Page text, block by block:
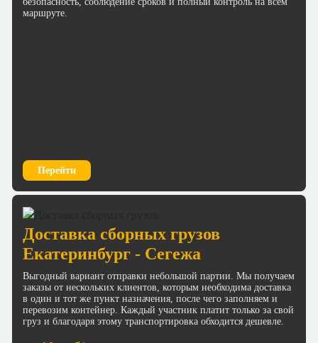
маршруте.
Перейти
Доставка сборных грузов
Екатеринбург - Сегежа
Выгодный вариант отправки небольшой партии. Мы получаем
заказы от нескольких клиентов, которым необходима доставка
в один и тот же пункт назначения, после чего заполняем и
перевозим контейнер. Каждый участник платит только за свой
груз и благодаря этому транспортировка обходится дешевле.